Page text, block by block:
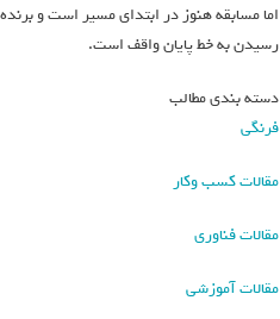
رسیدن به خط پایان واقف است.
دسته بندی مطالب
فرنگی
مقالات کسب وکار
مقالات فناوری
مقالات آموزشی